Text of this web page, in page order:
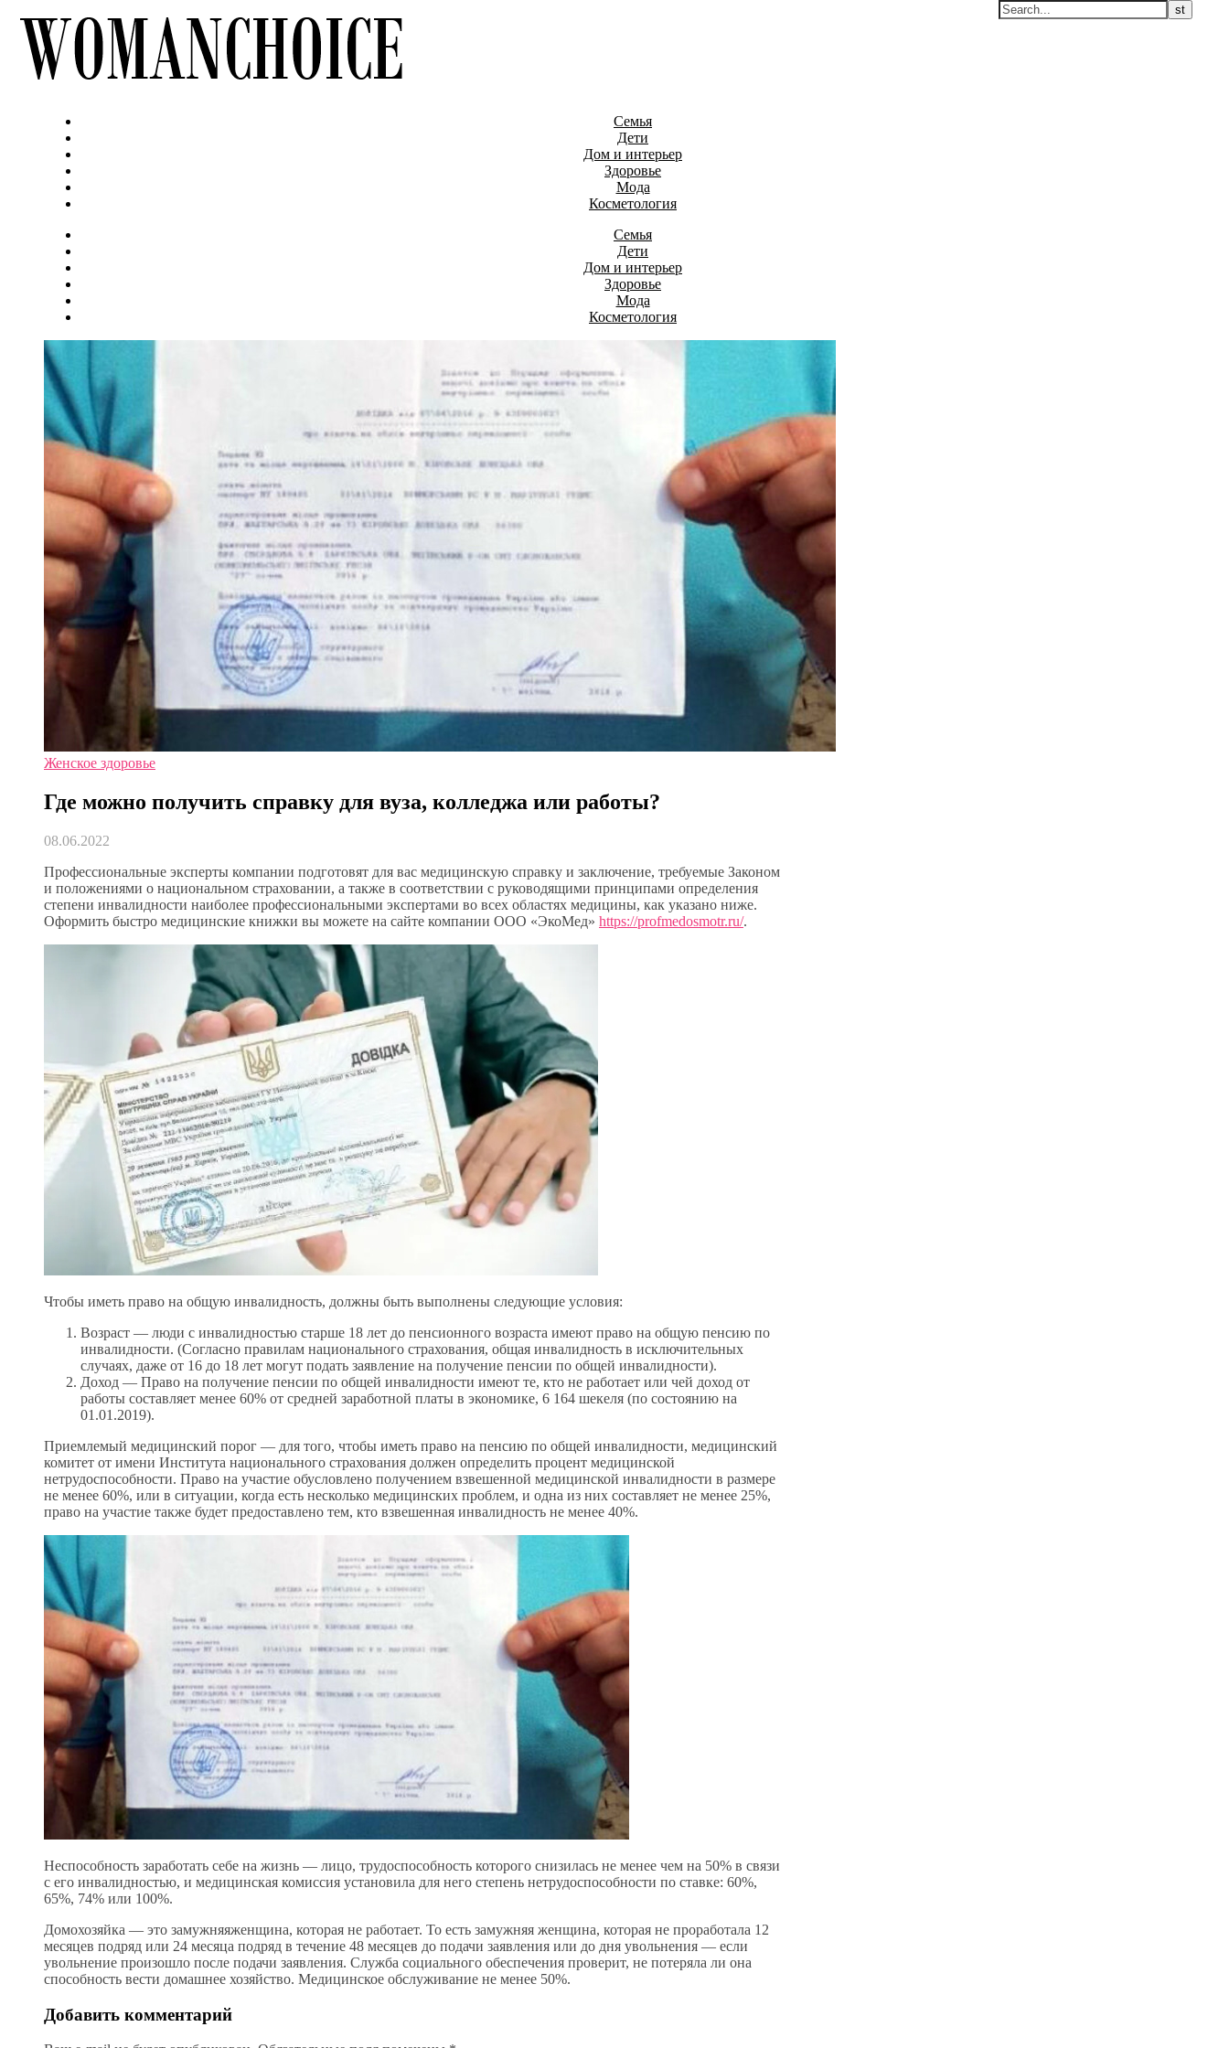
Семья
Дети
Дом и интерьер
Здоровье
Мода
Косметология
Семья
Дети
Дом и интерьер
Здоровье
Мода
Косметология
Женское здоровье
Где можно получить справку для вуза, колледжа или работы?
08.06.2022
Профессиональные эксперты компании подготовят для вас медицинскую справку и заключение, требуемые Законом
и положениями о национальном страховании, а также в соответствии с руководящими принципами определения
степени инвалидности наиболее профессиональными экспертами во всех областях медицины, как указано ниже.
Оформить быстро медицинские книжки вы можете на сайте компании ООО «ЭкоМед» https://profmedosmotr.ru/.
Чтобы иметь право на общую инвалидность, должны быть выполнены следующие условия:
Возраст — люди с инвалидностью старше 18 лет до пенсионного возраста имеют право на общую пенсию по
инвалидности. (Согласно правилам национального страхования, общая инвалидность в исключительных
случаях, даже от 16 до 18 лет могут подать заявление на получение пенсии по общей инвалидности).
Доход — Право на получение пенсии по общей инвалидности имеют те, кто не работает или чей доход от
работы составляет менее 60% от средней заработной платы в экономике, 6 164 шекеля (по состоянию на
01.01.2019).
Приемлемый медицинский порог — для того, чтобы иметь право на пенсию по общей инвалидности, медицинский
комитет от имени Института национального страхования должен определить процент медицинской
нетрудоспособности. Право на участие обусловлено получением взвешенной медицинской инвалидности в размере
не менее 60%, или в ситуации, когда есть несколько медицинских проблем, и одна из них составляет не менее 25%,
право на участие также будет предоставлено тем, кто взвешенная инвалидность не менее 40%.
Неспособность заработать себе на жизнь — лицо, трудоспособность которого снизилась не менее чем на 50% в связи
с его инвалидностью, и медицинская комиссия установила для него степень нетрудоспособности по ставке: 60%,
65%, 74% или 100%.
Домохозяйка — это замужняяженщина, которая не работает. То есть замужняя женщина, которая не проработала 12
месяцев подряд или 24 месяца подряд в течение 48 месяцев до подачи заявления или до дня увольнения — если
увольнение произошло после подачи заявления. Служба социального обеспечения проверит, не потеряла ли она
способность вести домашнее хозяйство. Медицинское обслуживание не менее 50%.
Добавить комментарий